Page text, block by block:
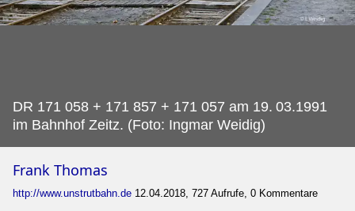
DR 171 058 + 171 857 + 171 057 am 19. 03.1991
im Bahnhof Zeitz. (Foto: Ingmar Weidig)
Frank Thomas
http://www.unstrutbahn.de 12.04.2018, 727 Aufrufe, 0 Kommentare